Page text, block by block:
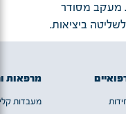
מעקב מסודר
ביציאות.
מרפאות
מעבדות